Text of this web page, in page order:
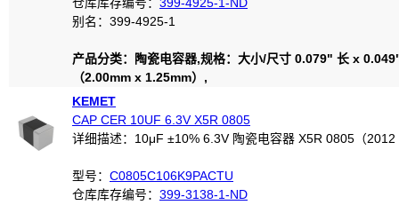
别名：399-4925-1
产品分类：陶瓷电容器,规格：大小/尺寸 0.079" 长 x
（2.00mm x 1.25mm）,
KEMET
CAP CER 10UF 6.3V X5R 0805
详细描述：10μF ±10% 6.3V 陶瓷电容器 X5R 0805（2012
型号： C0805C106K9PACTU
仓库库存编号： 399-3138-1-ND